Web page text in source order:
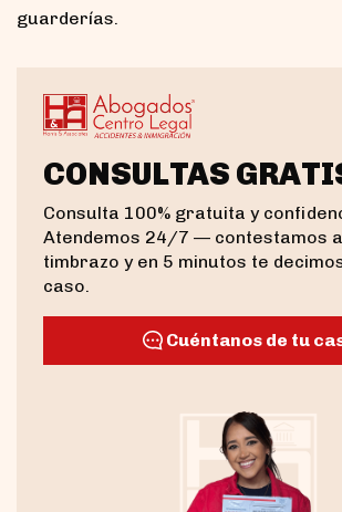
guarderías.
CONSULTAS
Consulta 100% gratuita y
Atendemos 24/7 — contestamos
timbrazo y en 5 minutos te
caso.
Cuéntanos de tu